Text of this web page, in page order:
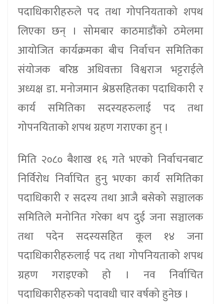
पदाधिकारीहरुले पद तथा गोपनियताको शपथ
लिएका छन् । सोमबार काठमाडौंको ठमेलमा
आयोजित कार्यक्रमका बीच निर्वाचन समितिका
संयोजक बरिष्ठ अधिवक्ता विश्वराज भट्टराईले
अध्यक्ष डा. मनोजमान श्रेष्ठसहितका पदाधिकारी र
कार्य समितिका सदस्यहरुलाई पद तथा
गोपनयिताको शपथ ग्रहण गराएका हुन् ।
मिति २०८० बैशाख १६ गते भएको निर्वाचनबाट
निर्विरोध निर्वाचित हुनु भएका कार्य समितिका
पदाधिकारी र सदस्य तथा आजै बसेको सञ्चालक
समितिले मनोनित गरेका थप दुई जना सञ्चालक
तथा पदेन सदस्यसहित कूल १४ जना
पदाधिकारीहरुलाई पद तथा गोपनियताको शपथ
ग्रहण गराइएको हो । नव निर्वाचित
पदाधिकारीहरुको पदावधी चार वर्षको हुनेछ ।